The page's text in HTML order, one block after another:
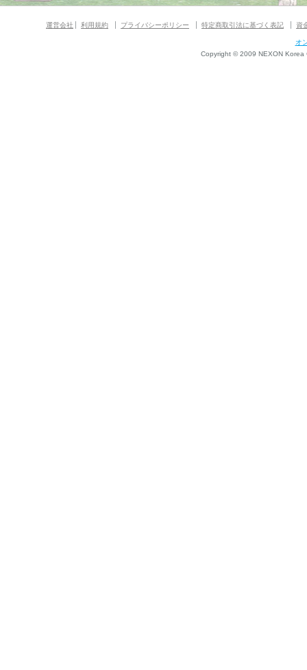
運営会社 利用規約 プライバシーポリシー 特定商取引法に基づく表記 資
オ
Copyright © 2009 NEXON Korea